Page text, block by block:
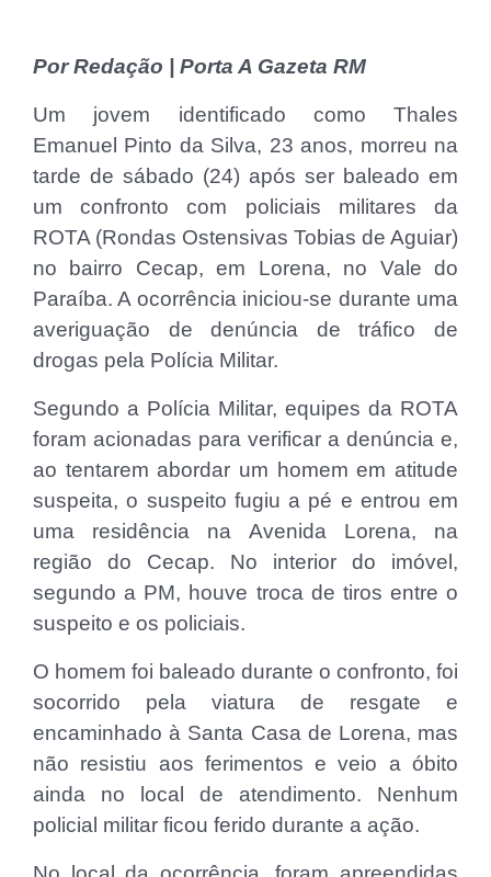
Por Redação | Porta A Gazeta RM
Um jovem identificado como Thales
Emanuel Pinto da Silva, 23 anos, morreu na
tarde de sábado (24) após ser baleado em
um confronto com policiais militares da
ROTA (Rondas Ostensivas Tobias de Aguiar)
no bairro Cecap, em Lorena, no Vale do
Paraíba. A ocorrência iniciou-se durante uma
averiguação de denúncia de tráfico de
drogas pela Polícia Militar.
Segundo a Polícia Militar, equipes da ROTA
foram acionadas para verificar a denúncia e,
ao tentarem abordar um homem em atitude
suspeita, o suspeito fugiu a pé e entrou em
uma residência na Avenida Lorena, na
região do Cecap. No interior do imóvel,
segundo a PM, houve troca de tiros entre o
suspeito e os policiais.
O homem foi baleado durante o confronto, foi
socorrido pela viatura de resgate e
encaminhado à Santa Casa de Lorena, mas
não resistiu aos ferimentos e veio a óbito
ainda no local de atendimento. Nenhum
policial militar ficou ferido durante a ação.